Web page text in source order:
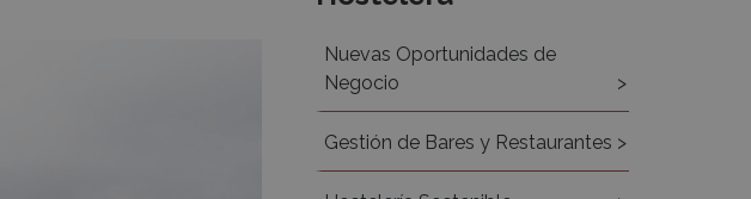
Nuevas Oportunidades de
Negocio
Gestión de Bares y Restaurantes